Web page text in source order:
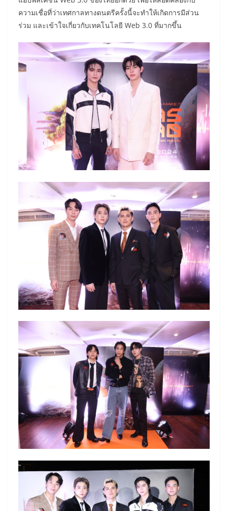
ความเชื่อที่ว่าเทศกาลทางดนตรีครั้งนี้จะทำให้เกิดการมีส่วน
ร่วม และเข้าใจเกี่ยวกับเทคโนโลยี Web 3.0 ที่มากขึ้น